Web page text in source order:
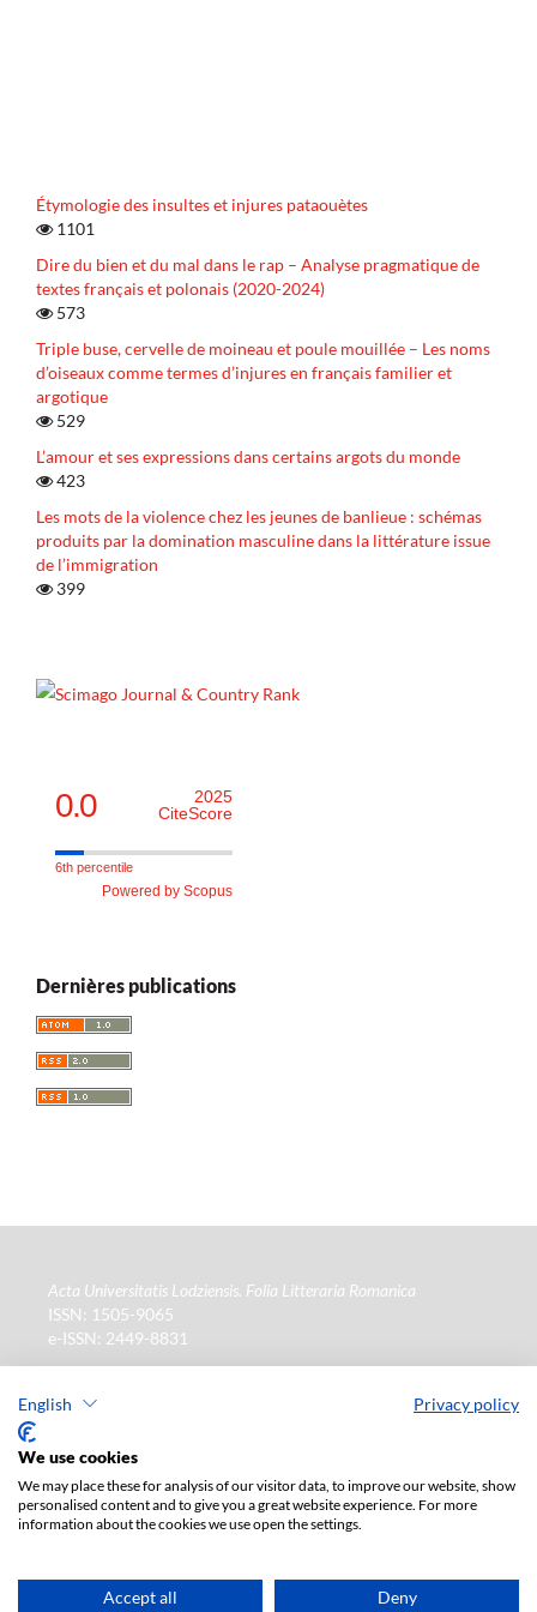
English Privacy policy
We use cookies
We may place these for analysis of our visitor data, to improve our website, show
personalised content and to give you a great website experience. For more
information about the cookies we use open the settings.
Accept all Deny
Étymologie des insultes et injures pataouètes
1101
Dire du bien et du mal dans le rap – Analyse pragmatique de
textes français et polonais (2020-2024)
573
Triple buse, cervelle de moineau et poule mouillée – Les noms
d’oiseaux comme termes d’injures en français familier et
argotique
529
L’amour et ses expressions dans certains argots du monde
423
Les mots de la violence chez les jeunes de banlieue : schémas
produits par la domination masculine dans la littérature issue
de l’immigration
399
0.0
2025
CiteScore
6th percentile
Powered by Scopus
Dernières publications
Acta Universitatis Lodziensis. Folia Litteraria Romanica
ISSN: 1505-9065
e-ISSN: 2449-8831
ul. Jana Matejki 34a, 90-237 Łódź
Biuro:journals@uni.lodz.pl
La version électronique de la revue est intégralement
disponible sur le site en Open Access : (lien)
ksiegarnia@uni.lodz.pl